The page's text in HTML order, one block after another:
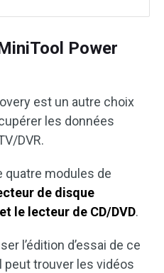
Power
est un autre choix
les données
DVR.
quatre modules de
de disque
le lecteur de CD/DVD.
l’édition d’essai de ce
peut trouver les vidéos